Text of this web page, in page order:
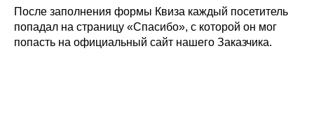
После заполнения формы Квиза каждый посетитель
попадал на страницу «Спасибо», с которой он мог
попасть на официальный сайт нашего Заказчика.